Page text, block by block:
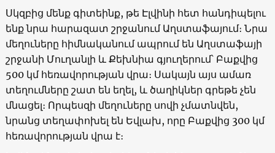
Սկզբից մենք գիտեինք, թե Էլվինի հետ հանդիպելու
ենք նրա հարազատ շրջանում Աղստաֆայում։ Նրա
մեղուները հիմնականում ապրում են Աղստաֆայի
շրջանի Մուղանլի և Քեխնիա գյուղերում՝ Բաքվից
500 կմ հեռավորության վրա։ Սակայն այս ամառ
տեղումները շատ են եղել, և ծաղիկներ գրեթե չեն
մնացել։ Որպեսզի մեղուները սովի չմատնվեն,
նրանց տեղափոխել են Եվլախ, որը Բաքվից 300 կմ
հեռավորության վրա է։